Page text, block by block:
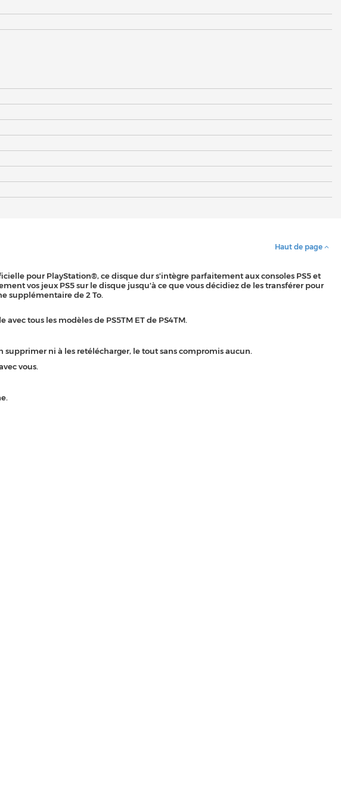
Haut de page
pour PlayStation®, ce disque dur s'intègre parfaitement aux consoles PS5 et
vos jeux PS5 sur le disque jusqu'à ce que vous décidiez de les transférer pour
supplémentaire de 2 To.
tous les modèles de PS5TM ET de PS4TM.
supprimer ni à les retélécharger, le tout sans compromis aucun.
vous.